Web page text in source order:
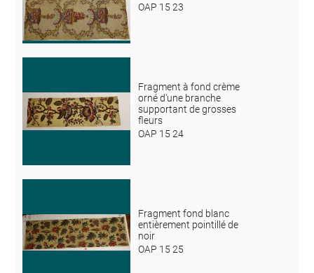
OAP 15 23
Fragment à fond crème
orné d'une branche
supportant de grosses
fleurs
OAP 15 24
Fragment fond blanc
entièrement pointillé de
noir
OAP 15 25